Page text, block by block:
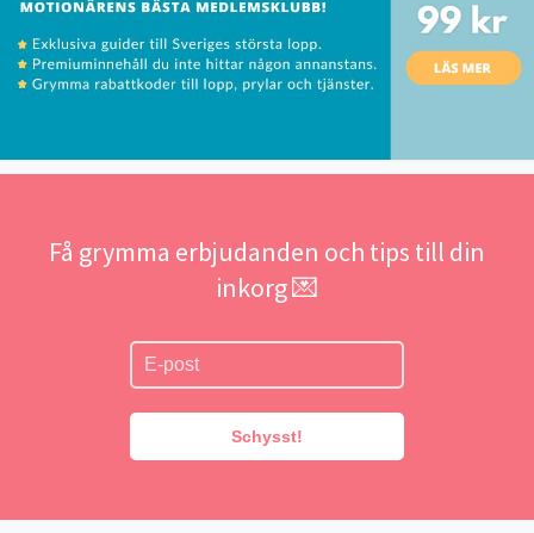
Få grymma erbjudanden och tips till din
inkorg 💌
Schysst!